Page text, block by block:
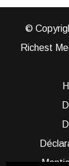
©
Richest